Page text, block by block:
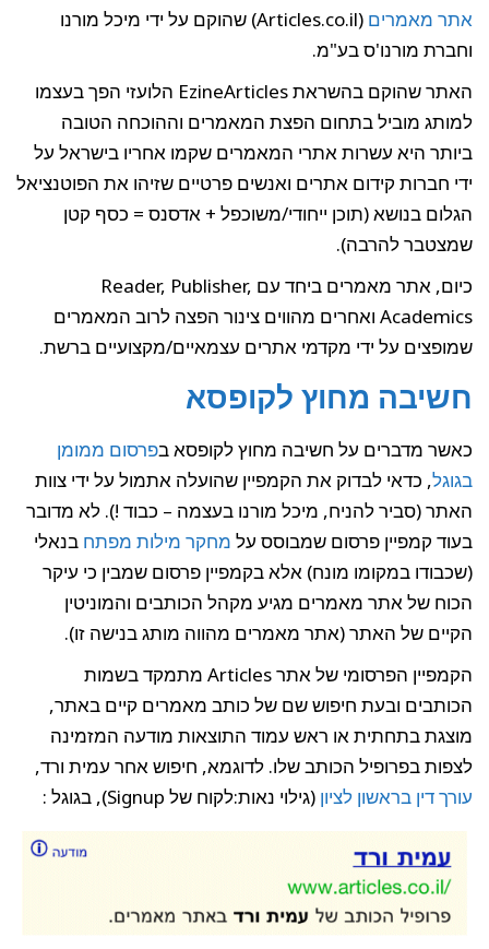
אתר מאמרים
(Articles.co.il) שהוקם על ידי מיכל מורנו
וחברת מורנו'ס בע"מ.
האתר שהוקם בהשראת EzineArticles הלועזי הפך בעצמו
למותג מוביל בתחום הפצת המאמרים וההוכחה הטובה
ביותר היא עשרות אתרי המאמרים שקמו אחריו בישראל על
ידי חברות קידום אתרים ואנשים פרטיים שזיהו את הפוטנציאל
הגלום בנושא (תוכן ייחודי/משוכפל + אדסנס = כסף קטן
שמצטבר להרבה).
כיום, אתר מאמרים ביחד עם Reader, Publisher,
Academics ואחרים מהווים צינור הפצה לרוב המאמרים
שמופצים על ידי מקדמי אתרים עצמאיים/מקצועיים ברשת.
חשיבה מחוץ לקופסא
כאשר מדברים על חשיבה מחוץ לקופסא בפרסום ממומן
בגוגל, כדאי לבדוק את הקמפיין שהועלה אתמול על ידי צוות
האתר (סביר להניח, מיכל מורנו בעצמה – כבוד !). לא מדובר
בעוד קמפיין פרסום שמבוסס על מחקר מילות מפתח בנאלי
(שכבודו במקומו מונח) אלא בקמפיין פרסום שמבין כי עיקר
הכוח של אתר מאמרים מגיע מקהל הכותבים והמוניטין
הקיים של האתר (אתר מאמרים מהווה מותג בנישה זו).
הקמפיין הפרסומי של אתר Articles מתמקד בשמות
הכותבים ובעת חיפוש שם של כותב מאמרים קיים באתר,
מוצגת בתחתית או ראש עמוד התוצאות מודעה המזמינה
לצפות בפרופיל הכותב שלו. לדוגמא, חיפוש אחר עמית ורד,
עורך דין בראשון לציון (גילוי נאות:לקוח של Signup), בגוגל :